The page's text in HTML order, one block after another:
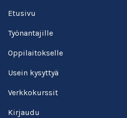
Etusivu
Työnantajille
Oppilaitokselle
Usein kysyttyä
Verkkokurssit
Kirjaudu